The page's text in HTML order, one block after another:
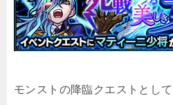
モンストの降臨クエストとし